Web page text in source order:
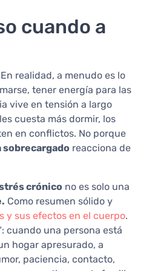
cuando a
realidad, a menudo es lo
tener energía para las
vive en tensión a largo
cuesta más dormir, los
en conflictos. No porque
sobrecargado reacciona de
crónico no es solo una
Como resumen sólido y
y sus efectos en el cuerpo.
cuando una persona está
hogar apresurado, a
paciencia, contacto,